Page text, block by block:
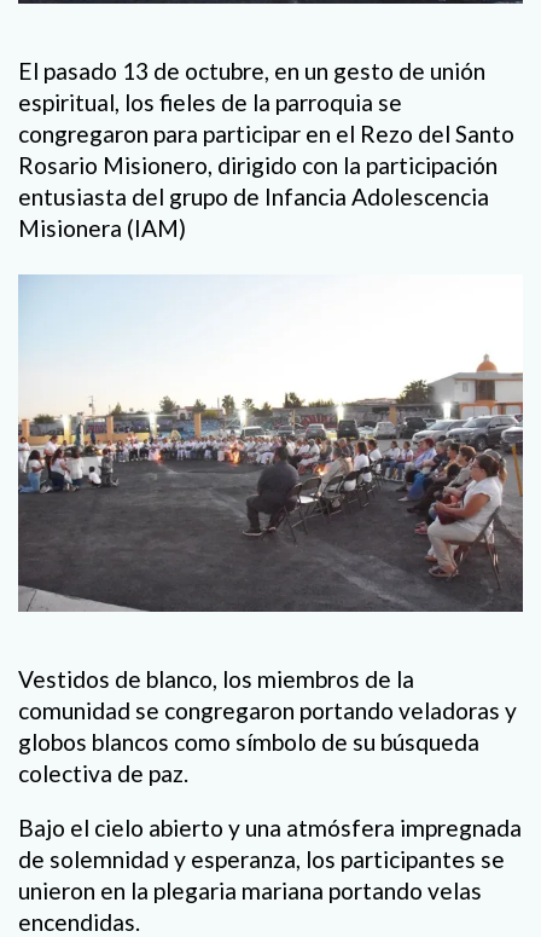
El pasado 13 de octubre, en un gesto de unión
espiritual, los fieles de la parroquia se
congregaron para participar en el Rezo del Santo
Rosario Misionero, dirigido con la participación
entusiasta del grupo de Infancia Adolescencia
Misionera (IAM)
Vestidos de blanco, los miembros de la
comunidad se congregaron portando veladoras y
globos blancos como símbolo de su búsqueda
colectiva de paz.
Bajo el cielo abierto y una atmósfera impregnada
de solemnidad y esperanza, los participantes se
unieron en la plegaria mariana portando velas
encendidas.